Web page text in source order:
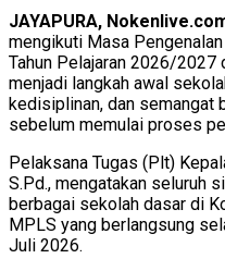
JAYAPURA,
mengikuti Masa
Tahun Pelajaran 2026/2027
menjadi langkah awal
kedisiplinan, dan semangat
sebelum memulai proses
Pelaksana Tugas (Plt)
S.Pd., mengatakan seluruh
berbagai sekolah dasar di
MPLS yang berlangsung
Juli 2026.